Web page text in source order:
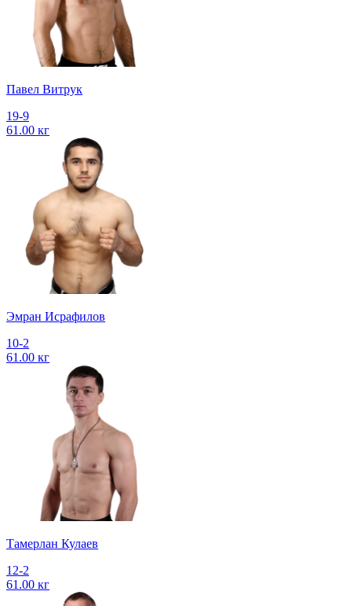
Павел Витрук
19-9
61.00 кг
Эмран Исрафилов
10-2
61.00 кг
Тамерлан Кулаев
12-2
61.00 кг